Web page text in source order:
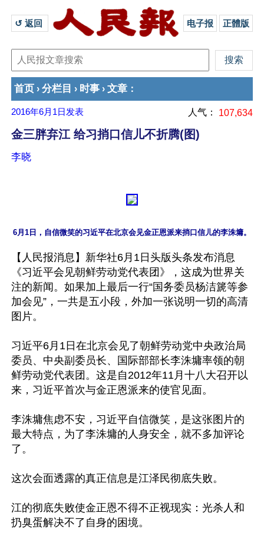
↺ 返回 电子报 正體版
首页 › 分栏目 › 时事 › 文章 ：
2016年6月1日 发表 人气： 107,634
金三胖弃江 给习捎口信儿不折腾(图)
李晓
6月1日，自信微笑的习近平在北京会见金正恩派来捎口信儿的李洙墉。
【人民报消息】新华社6月1日头版头条发布消息
《习近平会见朝鲜劳动党代表团》，这成为世界关
注的新闻。如果加上最后一行“国务委员杨洁篪等参
加会见”，一共是五小段，外加一张说明一切的高清
图片。
习近平6月1日在北京会见了朝鲜劳动党中央政治局
委员、中央副委员长、国际部部长李洙墉率领的朝
鲜劳动党代表团。这是自2012年11月十八大召开以
来，习近平首次与金正恩派来的使官见面。
李洙墉焦虑不安，习近平自信微笑，是这张图片的
最大特点，为了李洙墉的人身安全，就不多加评论
了。
这次会面透露的真正信息是江泽民彻底失败。
江的彻底失败使金正恩不得不正视现实：光杀人和
扔臭蛋解决不了自身的困境。